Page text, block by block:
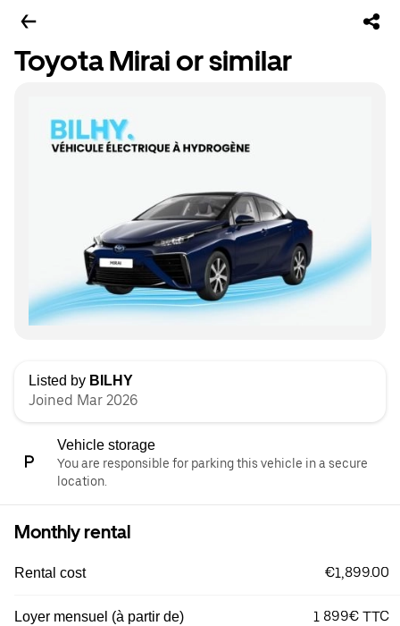
Toyota Mirai or similar
Listed by BILHY
Joined Mar 2026
Vehicle storage
You are responsible for parking this vehicle in a secure
location.
Monthly rental
Rental cost €1,899.00
Loyer mensuel (à partir de) 1 899€ TTC